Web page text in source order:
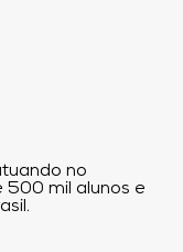
no
500 mil alunos e